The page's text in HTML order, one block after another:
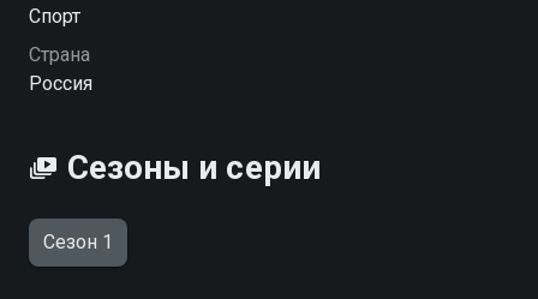
Посмотреть онлайн 1 сезон сериала Тренировку
ведет Эдуард Каневский вы можете совершенно
Спорт
Страна
Россия
Сезоны и серии
Сезон 1